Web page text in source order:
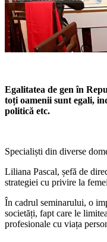
Egalitatea de gen în
toți oamenii sunt egali,
politică etc.
Specialiști din diverse
Liliana Pascal, șefă de
strategiei cu privire la
În cadrul seminarului, o
societăți, fapt care le
profesionale cu viața